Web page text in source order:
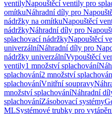
ventilyNapouštěcí ventily pro
omítkuNáhradní díly pro
nádržky na omítkuNapouštěcí
nádržkyNáhradní díly pro
splachovací nádržkyNapouštěcí
univerzálníNáhradní díly pro
nádržky univerzálníVypouštěcí
ventily1 množství splachování
splachování2 množství
splachováníVnitřní soupravy
množství splachováníNáhradní
splachováníZásobovací systémy
MLSystémové trubky pro